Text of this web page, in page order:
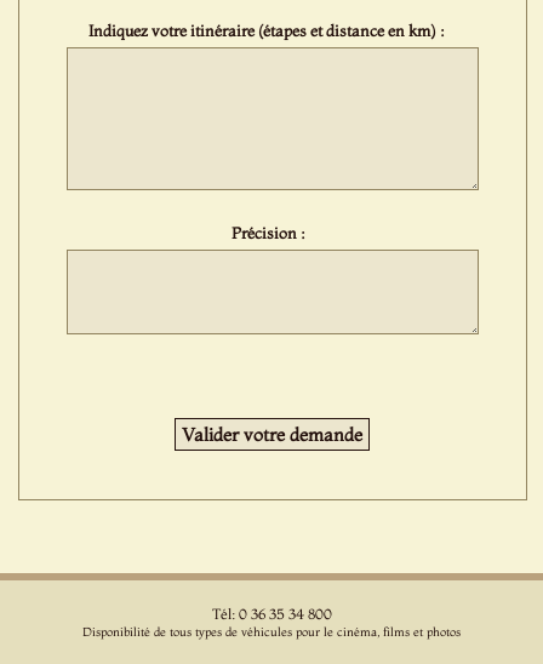
Indiquez votre itinéraire (étapes et distance en km) :
Précision :
Tél: 0 36 35 34 800
Disponibilité de tous types de véhicules pour le cinéma, films et photos